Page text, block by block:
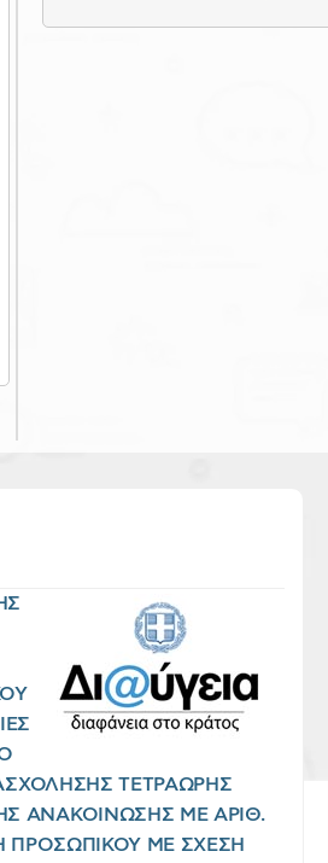
ΤΕΤΡΑΩΡΗΣ
ΑΝΑΚΟΙΝΩΣΗΣ ΜΕ ΑΡΙΘ.
ΠΡΟΣΩΠΙΚΟΥ ΜΕ ΣΧΕΣΗ